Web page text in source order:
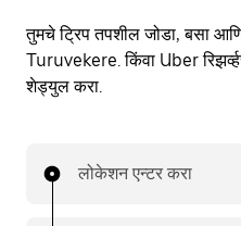
तुमचे ट्रिप तपशील जोडा, बसा
Turuvekere. किंवा Uber
शेड्युल करा.
लोकेशन एन्टर करा